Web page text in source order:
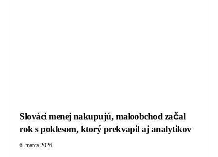
Slováci menej nakupujú, maloobchod začal
rok s poklesom, ktorý prekvapil aj analytikov
6. marca 2026